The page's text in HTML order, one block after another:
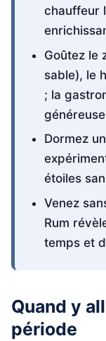
chauffeur
Goûtez le
sable), le
; la
Dormez
étoiles
Venez
Rum
temps et
Quand y
période